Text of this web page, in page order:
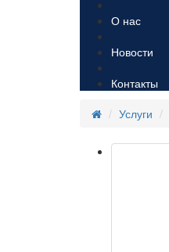
О нас
Новости
Контакты
Услуги